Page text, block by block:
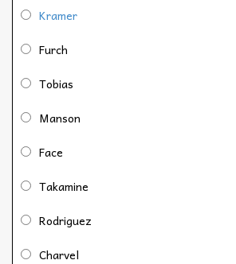
Kramer
Furch
Tobias
Manson
Face
Takamine
Rodriguez
Charvel